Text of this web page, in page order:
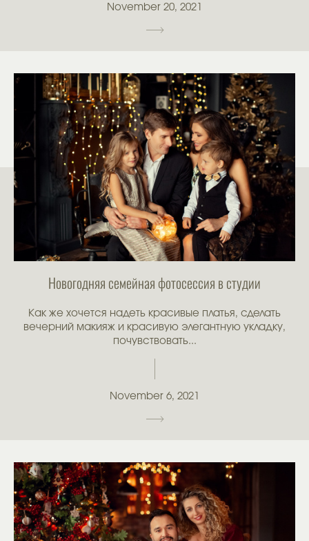
November 20, 2021
Новогодняя семейная фотосессия в студии
Как же хочется надеть красивые платья, сделать
вечерний макияж и красивую элегантную укладку,
почувствовать...
November 6, 2021